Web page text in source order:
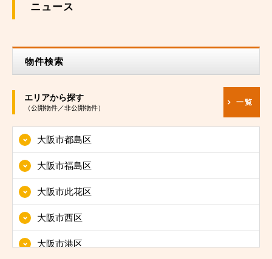
ニュース
物件検索
エリアから探す
（公開物件／非公開物件）
一覧
大阪市都島区
大阪市福島区
大阪市此花区
大阪市西区
大阪市港区